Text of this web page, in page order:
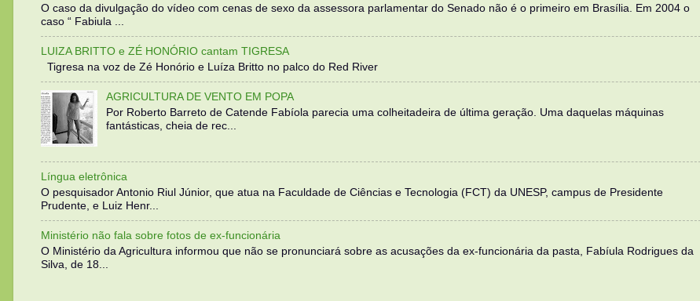
O caso da divulgação do vídeo com cenas de sexo da assessora parlamentar do Senado não é o primeiro em Brasília. Em 2004 o
caso “ Fabiula ...
LUIZA BRITTO e ZÉ HONÓRIO cantam TIGRESA
Tigresa na voz de Zé Honório e Luíza Britto no palco do Red River
AGRICULTURA DE VENTO EM POPA
Por Roberto Barreto de Catende Fabíola parecia uma colheitadeira de última geração. Uma daquelas máquinas
fantásticas, cheia de rec...
Língua eletrônica
O pesquisador Antonio Riul Júnior, que atua na Faculdade de Ciências e Tecnologia (FCT) da UNESP, campus de Presidente
Prudente, e Luiz Henr...
Ministério não fala sobre fotos de ex-funcionária
O Ministério da Agricultura informou que não se pronunciará sobre as acusações da ex-funcionária da pasta, Fabíula Rodrigues da
Silva, de 18...